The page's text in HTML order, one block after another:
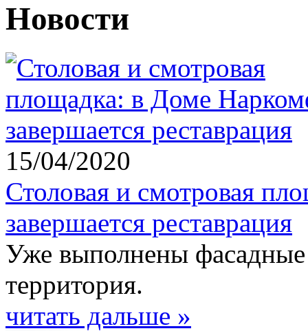
Новости
15/04/2020
Столовая и смотровая
завершается реставрация
Уже выполнены фасадные
территория.
читать дальше »